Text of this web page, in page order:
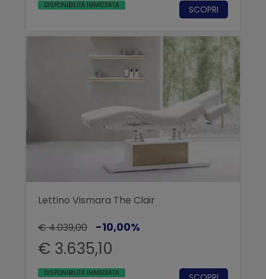
DISPONIBILITÀ IMMEDIATA SCOPRI
Lettino Vismara The Clair
€ 4.039,00
-10,00%
€ 3.635,10
DISPONIBILITÀ IMMEDIATA